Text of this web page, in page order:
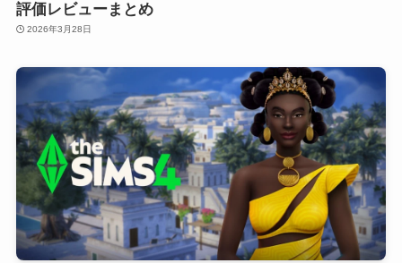
評価レビューまとめ
2026年3月28日